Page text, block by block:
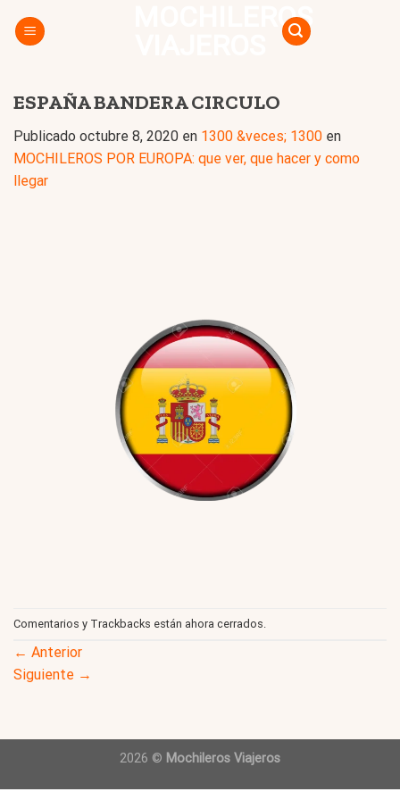
MOCHILEROS
ESPAÑA BANDERA CIRCULO
Publicado octubre 8, 2020 en 1300 &veces; 1300 en
MOCHILEROS POR EUROPA: que ver, que hacer y como
llegar
Comentarios y Trackbacks están ahora cerrados.
← Anterior
Siguiente →
2026 © Mochileros Viajeros